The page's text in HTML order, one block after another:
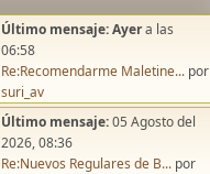
Último mensaje:Ayera las
06:58
Re:Recomendarme Maletine... por
suri_av
Último mensaje:05 Agosto del
2026, 08:36
Re:Nuevos Regulares de B... por